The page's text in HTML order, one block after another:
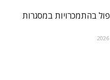
בהתמכרויות במסגרות